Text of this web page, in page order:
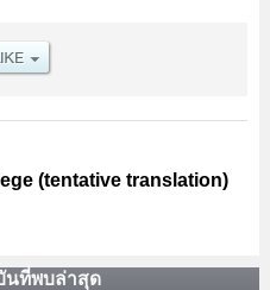
(tentative translation)
นที่พบล่าสุด